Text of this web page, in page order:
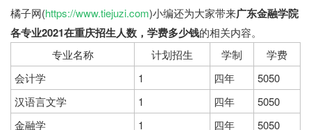
橘子网(https://www.tiejuzi.com)小编还为大家带来广东金融学院
各专业2021在重庆招生人数，学费多少钱的相关内容。
专业名称
计划招生 学制
学费
会计学
1 四年
5050
汉语言文学
1 四年
5050
金融学
1 四年 5050